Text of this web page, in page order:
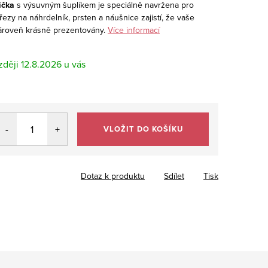
s výsuvným šuplíkem je speciálně navržena pro
na náhrdelník, prsten a náušnice zajistí, že vaše
krásně prezentovány. Více informací
12.8.2026
VLOŽIT DO KOŠÍKU
Tisk
Dotaz k produktu Sdílet